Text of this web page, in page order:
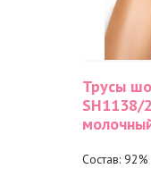
Трусы
SH1138/
Состав: